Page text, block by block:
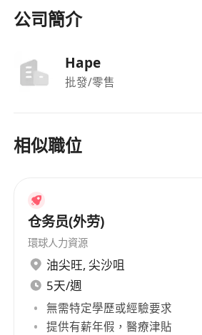
公司簡介
Hape
批發/零售
相似職位
仓务员(外劳)
環球人力資源
油尖旺, 尖沙咀
5天/週
無需特定學歷或經驗要求
提供有薪年假，醫療津貼